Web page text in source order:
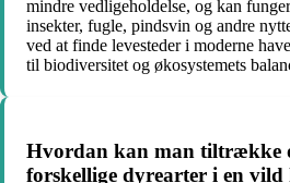
mindre vedligeholdelse, og kan
insekter, fugle, pindsvin og andre
ved at finde levesteder i moderne
til biodiversitet og økosystemets
Hvordan kan man tiltrække
forskellige dyrearter i en vild